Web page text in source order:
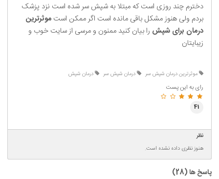
دخترم چند روزی است که مبتلا به شپش سر شده است نزد پزشک
بردم ولی هنوز مشکل باقی مانده است اگر ممکن است موثرترین
درمان برای شپش را بیان کنید ممنون و مرسی از سایت خوب و
زیبایتان
موثرترین درمان شپش سر درمان شپش سر درمان شپش
رای به این پست
41
نظر
هنوز نظری داده نشده است.
پاسخ ها (28
)